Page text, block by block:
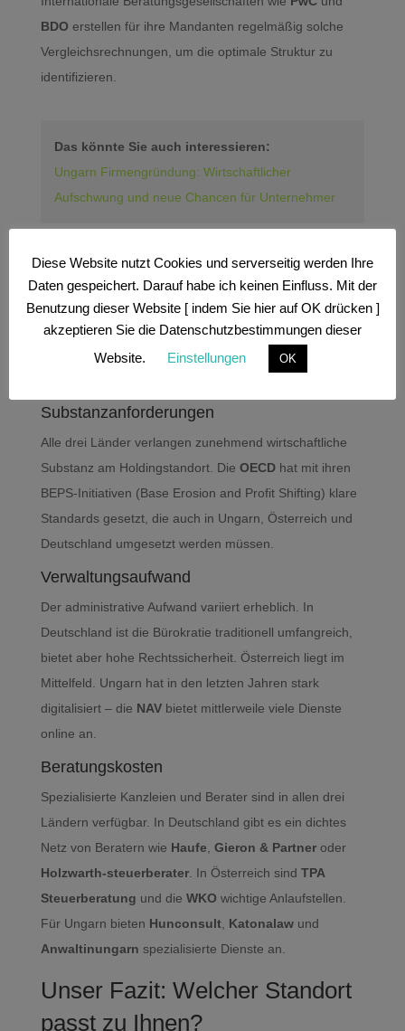
BDO erstellen für ihre Mandanten regelmäßig solche
Vergleichsrechnungen, um die optimale Struktur zu
identifizieren.
Das könnte Sie auch interessieren:
Ungarn Firmengründung: Wirtschaftlicher
Aufschwung und neue Chancen für Unternehmer
Rechtliche und praktische
Überlegungen
Die reine Steuerbelastung ist nicht das einzige
Entscheidungskriterium. Wir empfehlen immer, auch
Substanzanforderungen
Alle drei Länder verlangen zunehmend wirtschaftliche
Substanz am Holdingstandort. Die OECDhat mit ihren
BEPS-Initiativen (Base Erosion and Profit Shifting) klare
Standards gesetzt, die auch in Ungarn, Österreich und
Deutschland umgesetzt werden müssen.
Verwaltungsaufwand
Der administrative Aufwand variiert erheblich. In
Deutschland ist die Bürokratie traditionell umfangreich,
bietet aber hohe Rechtssicherheit. Österreich liegt im
Mittelfeld. Ungarn hat in den letzten Jahren stark
digitalisiert – die NAVbietet mittlerweile viele Dienste
online an.
Beratungskosten
Spezialisierte Kanzleien und Berater sind in allen drei
Ländern verfügbar. In Deutschland gibt es ein dichtes
Netz von Beratern wie Haufe Gieron & Partneroder
Holzwarth-steuerberater. In Österreich sind TPA
Steuerberatung und die WKO wichtige Anlaufstellen.
Für Ungarn bieten Hunconsult, Katonalawund
Anwaltinungarn spezialisierte Dienste an.
Unser Fazit: Welcher Standort
passt zu Ihnen?
Diese Website nutzt Cookies und serverseitig werden Ihre
Daten gespeichert. Darauf habe ich keinen Einfluss. Mit der
Benutzung dieser Website [ indem Sie hier auf OK drücken ]
akzeptieren Sie die Datenschutzbestimmungen dieser
Website.
Einstellungen OK